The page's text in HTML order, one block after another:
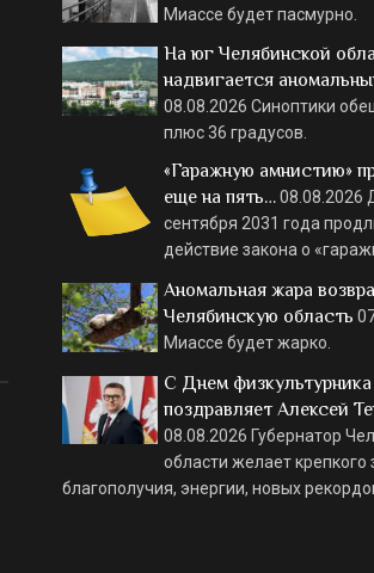
Миассе будет пасмурно.
На юг Челябинской
надвигается
08.08.2026 Синоптики
плюс 36 градусов.
«Гаражную амнистию»
еще на пять…08.08.2026
сентября 2031 года
действие закона о
Аномальная жара
Челябинскую область
Миассе будет жарко.
С Днем физкультурника
поздравляет Алексей
08.08.2026 Губернатор
области желает крепкого
благополучия, энергии, новых